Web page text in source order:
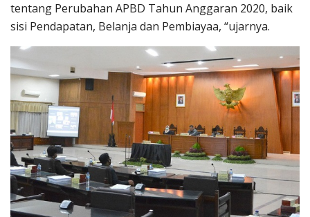
tentang Perubahan APBD Tahun Anggaran 2020, baik
sisi Pendapatan, Belanja dan Pembiayaa, “ujarnya.